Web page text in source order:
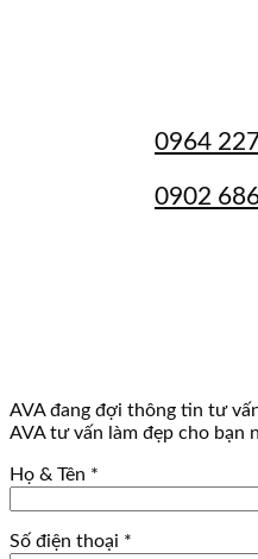
0964
0902
AVA đang đợi thông tin tư
AVA tư vấn làm đẹp cho bạn
Họ & Tên *
Số điện thoại *